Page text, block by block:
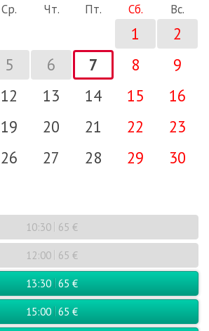
Ср. Чт. Пт. Сб. Вс.
1
2
5 6 7 8
9
12 13 14 15
16
19 20 21 22
23
26 27 28 29
30
10:30 65 €
12:00 65 €
13:30 65 €
15:00 65 €